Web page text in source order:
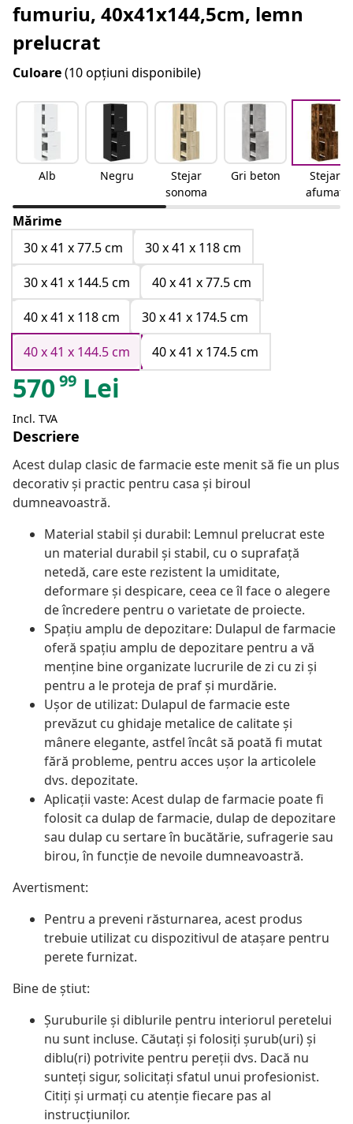
fumuriu, 40x41x144,5cm, lemn
prelucrat
Culoare(10 opțiuni disponibile)
Alb Negru
Stejar
sonoma
Gri beton
Stejar
afumat
Mărime
30 x 41 x 77.5 cm
30 x 41 x 118 cm
30 x 41 x 144.5 cm
40 x 41 x 77.5 cm
40 x 41 x 118 cm
30 x 41 x 174.5 cm
40 x 41 x 144.5 cm
40 x 41 x 174.5 cm
57099 Lei
Incl. TVA
Descriere
Acest dulap clasic de farmacie este menit să fie un plus
decorativ și practic pentru casa și biroul
dumneavoastră.
Material stabil și durabil: Lemnul prelucrat este
un material durabil și stabil, cu o suprafață
netedă, care este rezistent la umiditate,
deformare și despicare, ceea ce îl face o alegere
de încredere pentru o varietate de proiecte.
Spațiu amplu de depozitare: Dulapul de farmacie
oferă spațiu amplu de depozitare pentru a vă
menține bine organizate lucrurile de zi cu zi și
pentru a le proteja de praf și murdărie.
Ușor de utilizat: Dulapul de farmacie este
prevăzut cu ghidaje metalice de calitate și
mânere elegante, astfel încât să poată fi mutat
fără probleme, pentru acces ușor la articolele
dvs. depozitate.
Aplicații vaste: Acest dulap de farmacie poate fi
folosit ca dulap de farmacie, dulap de depozitare
sau dulap cu sertare în bucătărie, sufragerie sau
birou, în funcție de nevoile dumneavoastră.
Avertisment:
Pentru a preveni răsturnarea, acest produs
trebuie utilizat cu dispozitivul de atașare pentru
perete furnizat.
Bine de știut:
Șuruburile și diblurile pentru interiorul peretelui
nu sunt incluse. Căutați și folosiți șurub(uri) și
diblu(ri) potrivite pentru pereții dvs. Dacă nu
sunteți sigur, solicitați sfatul unui profesionist.
Citiți și urmați cu atenție fiecare pas al
instrucțiunilor.